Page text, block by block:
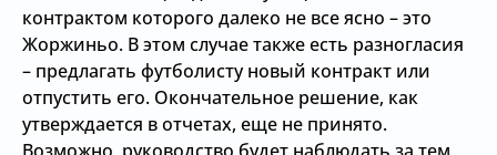
контрактом которого далеко не все ясно – это
Жоржиньо. В этом случае также есть разногласия
– предлагать футболисту новый контракт или
отпустить его. Окончательное решение, как
утверждается в отчетах, еще не принято.